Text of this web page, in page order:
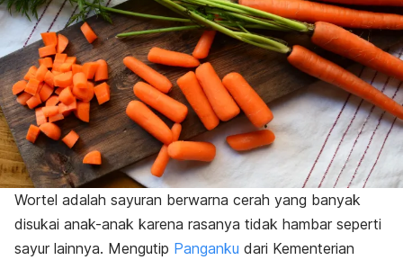
Wortel adalah sayuran berwarna cerah yang banyak
disukai anak-anak karena rasanya tidak hambar seperti
sayur lainnya. Mengutip Panganku dari Kementerian